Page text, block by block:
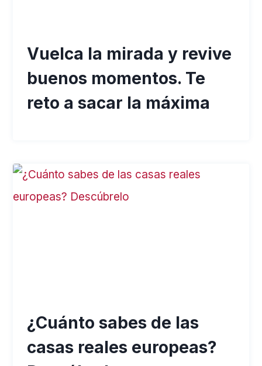
Vuelca la mirada y revive
buenos momentos. Te
reto a sacar la máxima
¿Cuánto sabes de las
casas reales europeas?